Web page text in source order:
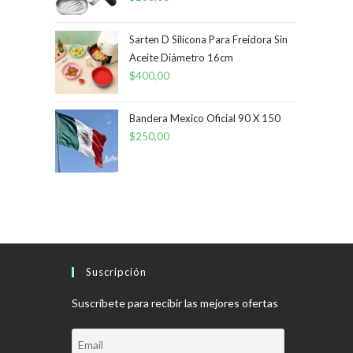
Sarten D Silicona Para Freidora Sin
Aceite Diámetro 16cm
$400,00
Bandera Mexico Oficial 90 X 150
$250,00
Suscripción
Suscríbete para recibir las mejores ofertas